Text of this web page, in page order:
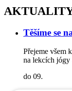
Těšíme se
Přejeme všem
na lekcích jógy
do 09.